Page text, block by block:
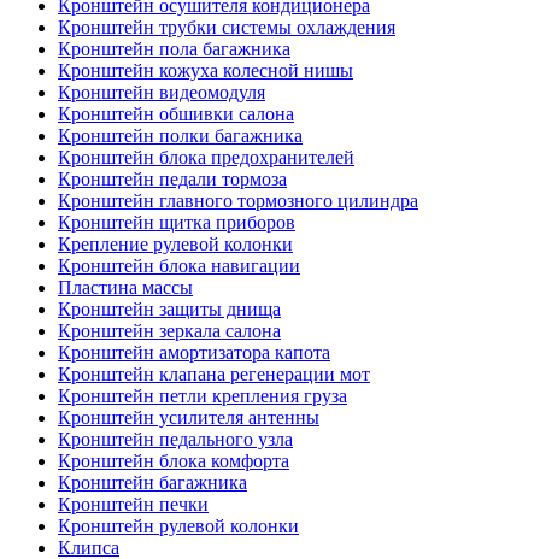
Кронштейн осушителя кондиционера
Кронштейн трубки системы охлаждения
Кронштейн пола багажника
Кронштейн кожуха колесной нишы
Кронштейн видеомодуля
Кронштейн обшивки салона
Кронштейн полки багажника
Кронштейн блока предохранителей
Кронштейн педали тормоза
Кронштейн главного тормозного цилиндра
Кронштейн щитка приборов
Крепление рулевой колонки
Кронштейн блока навигации
Пластина массы
Кронштейн защиты днища
Кронштейн зеркала салона
Кронштейн амортизатора капота
Кронштейн клапана регенерации мот
Кронштейн петли крепления груза
Кронштейн усилителя антенны
Кронштейн педального узла
Кронштейн блока комфорта
Кронштейн багажника
Кронштейн печки
Кронштейн рулевой колонки
Клипса